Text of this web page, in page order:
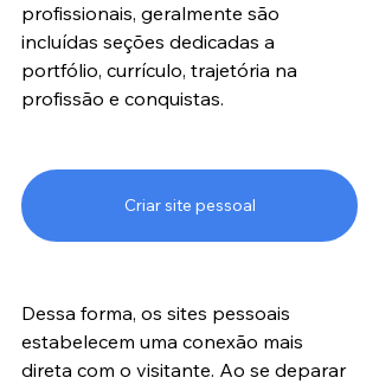
profissionais, geralmente são
incluídas seções dedicadas a
portfólio, currículo, trajetória na
profissão e conquistas.
Criar site pessoal
Dessa forma, os sites pessoais
estabelecem uma conexão mais
direta com o visitante. Ao se deparar